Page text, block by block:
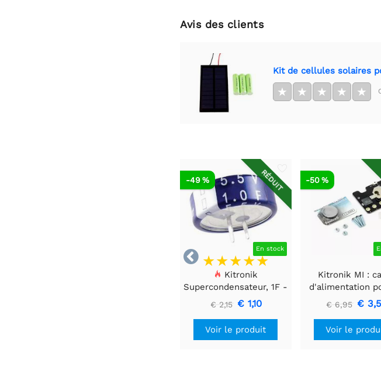
Avis des clients
Kit de cellules solaires
★ ★ ★ ★ ★

RÉDUIT
En stock
-49 %
Kitronik
Supercondensateur, 1F -
5.5V - 1 pièce
€ 2,15 € 1,10
Voir le produit
-50 %
Kitronik MI :
d'alimentation
BBC Microbit
€ 6,95 €
Voir le